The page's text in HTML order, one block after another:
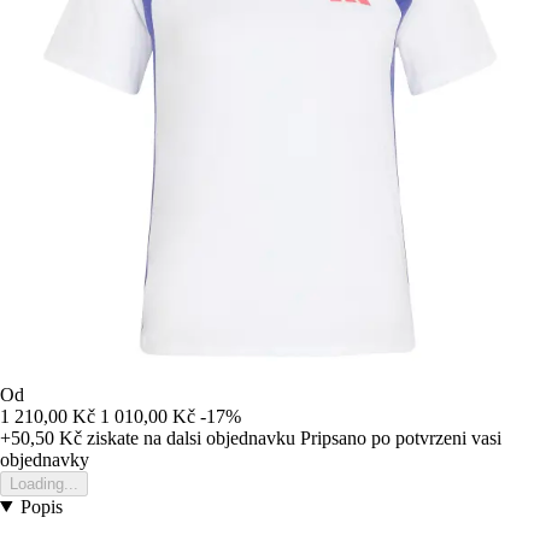
Od
1 210,00 Kč 1 010,00 Kč -17%
+50,50 Kč ziskate na dalsi objednavku Pripsano po potvrzeni vasi
objednavky
Loading...
Popis